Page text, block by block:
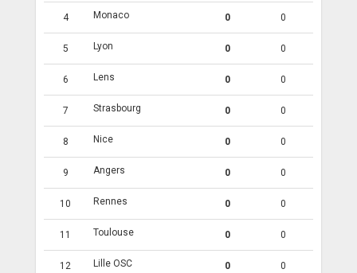
4 Monaco 0 0
5 Lyon 0 0
6 Lens 0 0
7 Strasbourg 0 0
8 Nice 0 0
9 Angers 0 0
10 Rennes 0 0
11 Toulouse 0 0
12 Lille OSC 0 0